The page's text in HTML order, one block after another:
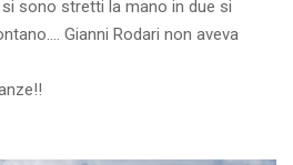
sono stretti la mano in due si
Gianni Rodari non aveva